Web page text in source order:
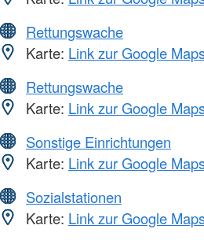
Rettungswache
Karte: Link zur Google
Rettungswache
Karte: Link zur Google
Sonstige Einrichtungen
Karte: Link zur Google
Sozialstationen
Karte: Link zur Google